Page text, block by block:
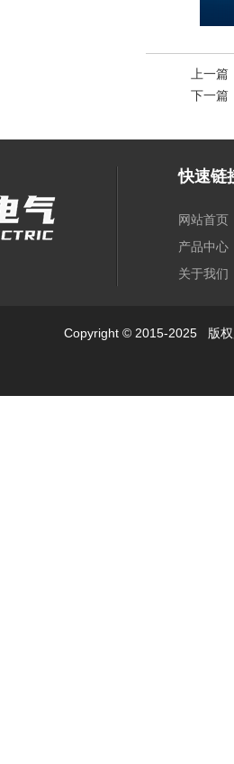
上一篇
下一篇
快速链
网站首页
产品中心
关于我们
Copyright © 2015-2025 版权